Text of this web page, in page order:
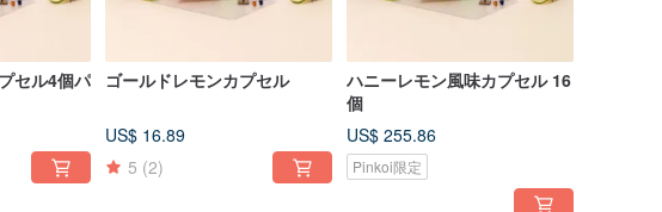
セル4個パ
ゴールドレモンカプセル
US$ 16.89
5 (2)
ハニーレモン風味カプセル 16
個
US$ 255.86
Pinkoi限定